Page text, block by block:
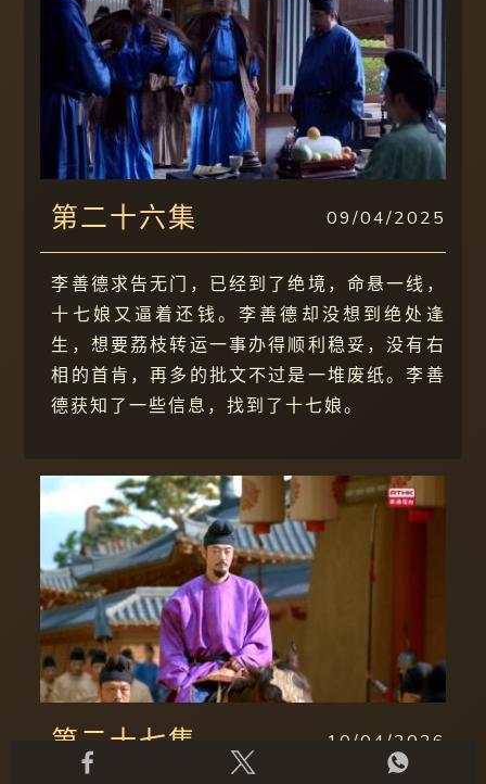
第二十六集 09/04/2025
李善德求告无门，已经到了绝境，命悬一线，
十七娘又逼着还钱。李善德却没想到绝处逢
生，想要荔枝转运一事办得顺利稳妥，没有右
相的首肯，再多的批文不过是一堆废纸。李善
德获知了一些信息，找到了十七娘。
第二十七集 10/04/2026